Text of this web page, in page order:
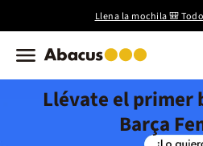
Llena la mochila 🎒
Llévate el primer
Barça